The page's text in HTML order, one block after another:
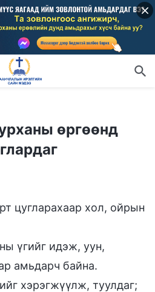
өргөөнд
цугларахаар хол, ойрын
үгийг идэж, уун,
амьдарч байна.
хэрэгжүүлж, туулдаг;